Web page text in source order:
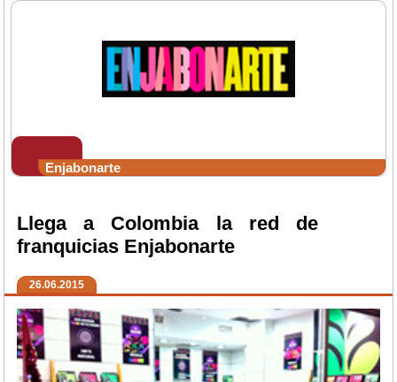
Enjabonarte
Llega a Colombia la red de
franquicias Enjabonarte
26.06.2015